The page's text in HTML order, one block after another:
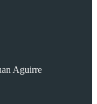
Aguirre